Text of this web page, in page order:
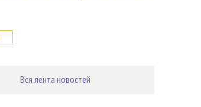
Вся лента новостей